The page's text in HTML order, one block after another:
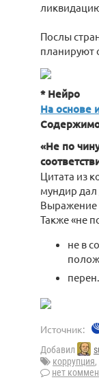
Послы
планируют
* Нейро
На основе
«Не по
Цитата из
мундир дал
Выражение
Также «не
не в
Источник:
Добавил
коррупция,
нет